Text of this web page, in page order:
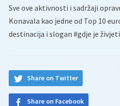
Sve ove aktivnosti i sadržaji
Konavala kao jedne od Top 10
destinacija i slogan #gdje je
Share on Twitter
Share on Facebook